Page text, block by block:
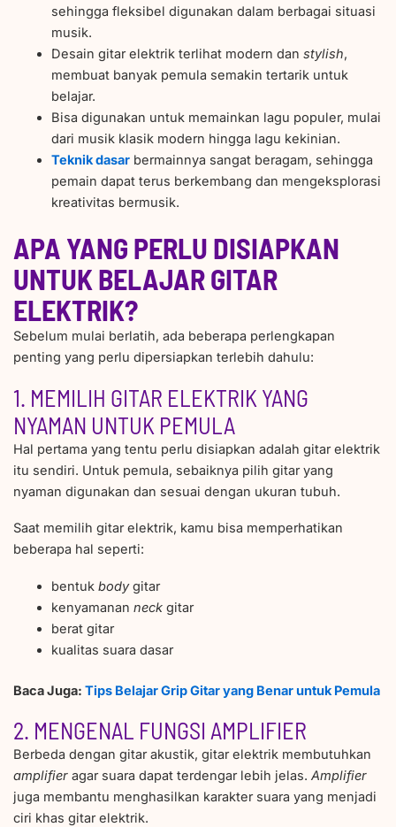
sehingga fleksibel digunakan dalam berbagai situasi
musik.
Desain gitar elektrik terlihat modern danstylish,
membuat banyak pemula semakin tertarik untuk
belajar.
Bisa digunakan untuk memainkan lagu populer, mulai
dari musik klasik modern hingga lagu kekinian.
Teknik dasar bermainnya sangat beragam, sehingga
pemain dapat terus berkembang dan mengeksplorasi
kreativitas bermusik.
APA YANG PERLU DISIAPKAN
UNTUK BELAJAR GITAR
ELEKTRIK?
Sebelum mulai berlatih, ada beberapa perlengkapan
penting yang perlu dipersiapkan terlebih dahulu:
1. MEMILIH GITAR ELEKTRIK YANG
NYAMAN UNTUK PEMULA
Hal pertama yang tentu perlu disiapkan adalah gitar elektrik
itu sendiri. Untuk pemula, sebaiknya pilih gitar yang
nyaman digunakan dan sesuai dengan ukuran tubuh.
Saat memilih gitar elektrik, kamu bisa memperhatikan
beberapa hal seperti:
bentukbodygitar
kenyamananneck gitar
berat gitar
kualitas suara dasar
Baca Juga: Tips Belajar Grip Gitar yang Benar untuk Pemula
2. MENGENAL FUNGSI AMPLIFIER
Berbeda dengan gitar akustik, gitar elektrik membutuhkan
amplifieragar suara dapat terdengar lebih jelas. Amplifier
juga membantu menghasilkan karakter suara yang menjadi
ciri khas gitar elektrik.